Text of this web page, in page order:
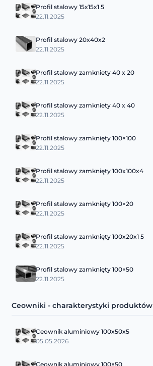
Profil stalowy 15x15x1 5
22.11.2025
Profil stalowy 20x40x2
22.11.2025
Profil stalowy zamkniety 40 x 20
22.11.2025
Profil stalowy zamkniety 40 x 40
22.11.2025
Profil stalowy zamknięty 100×100
22.11.2025
Profil stalowy zamknięty 100x100x4
22.11.2025
Profil stalowy zamknięty 100×20
22.11.2025
Profil stalowy zamknięty 100x20x1 5
22.11.2025
Profil stalowy zamknięty 100×50
22.11.2025
Ceowniki - charakterystyki produktów
Ceownik aluminiowy 100x50x5
05.05.2026
Ceownik aluminiowy 100×50